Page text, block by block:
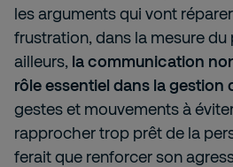
les arguments qui vont
frustration, dans la mesure du
ailleurs, la communication
rôle essentiel dans la gestion
gestes et mouvements à
rapprocher trop prêt de la
ferait que renforcer son